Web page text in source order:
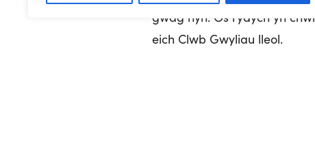
gwag hyn. Os rydych yn
eich Clwb Gwyliau lleol.